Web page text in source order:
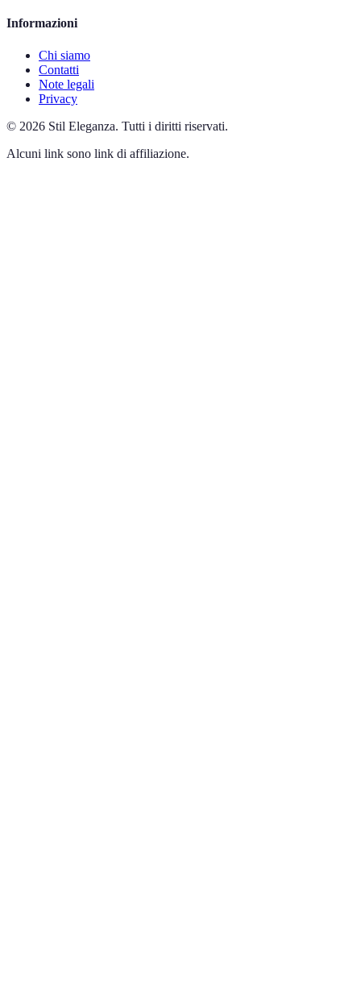
Informazioni
Chi siamo
Contatti
Note legali
Privacy
© 2026 Stil Eleganza. Tutti i diritti riservati.
Alcuni link sono link di affiliazione.